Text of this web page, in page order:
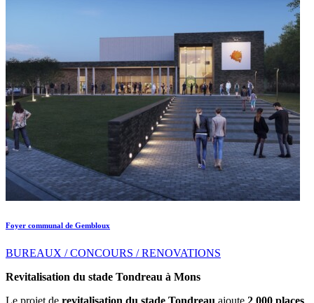
Foyer communal de Gembloux
BUREAUX / CONCOURS / RENOVATIONS
Revitalisation du stade Tondreau à Mons